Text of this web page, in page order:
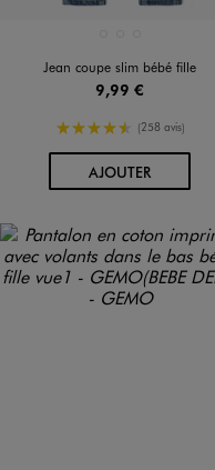
Jean coupe slim bébé fille
9,99 €
4.5/5 de moyenne
(258 avis)
AJOUTERAU PANIER